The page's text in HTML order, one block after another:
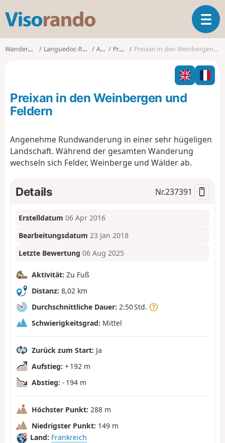
s
o
o
T
o
l
n
a
n
Wanderungen Languedoc-Roussillon Aude Preixan Preixan in den Weinbergen und Feldern
Preixan in den Weinbergen und
Feldern
Angenehme Rundwanderung in einer sehr hügeligen
Landschaft. Während der gesamten Wanderung
wechseln sich Felder, Weinberge und Wälder ab.
Details Nr.237391
Erstelldatum 06 Apr 2016
Bearbeitungsdatum 23 Jan 2018
Letzte Bewertung 06 Aug 2025
Aktivität: Zu Fuß
Distanz: 8,02 km
Durchschnittliche Dauer: 2:50 Std.
Schwierigkeitsgrad: Mittel
Zurück zum Start: Ja
Aufstieg: + 192 m
Abstieg: - 194 m
Höchster Punkt: 288 m
Niedrigster Punkt: 149 m
Land: Frankreich